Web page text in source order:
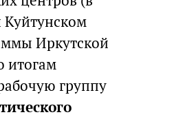
Куйтунском
Иркутской
итогам
группу